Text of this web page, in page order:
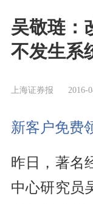
吴敬琏：
不发生系
上海证券报 2016-
新客户免费
昨日，著名
中心研究员